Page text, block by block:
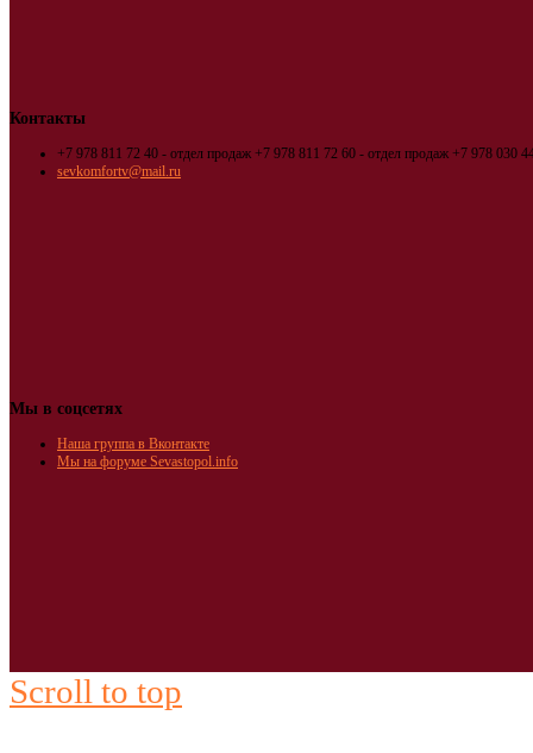
Контакты
+7 978 811 72 40 - отдел продаж +7 978 811 72 60 - отдел продаж +7 978 030
sevkomfortv@mail.ru
Мы в соцсетях
Наша группа в Вконтакте
Мы на форуме Sevastopol.info
Scroll to top